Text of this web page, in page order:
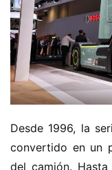
Desde 1996, la
convertido en un
del camión.